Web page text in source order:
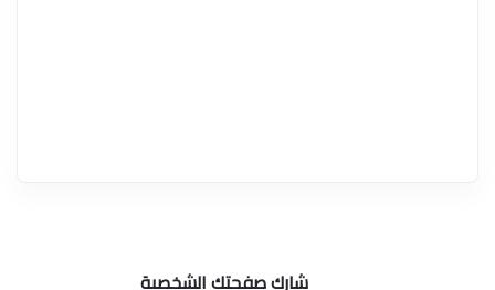
شارك صفحتك الشخصية